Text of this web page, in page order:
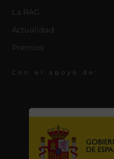
La RAG
Actualidad
Premios
Con el apoyo de: